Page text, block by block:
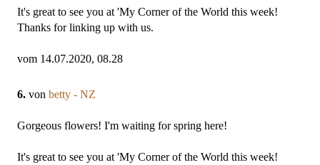
It's great to see you at 'My Corner of the World this week!
Thanks for linking up with us.
vom 14.07.2020, 08.28
6. von betty - NZ
Gorgeous flowers! I'm waiting for spring here!
It's great to see you at 'My Corner of the World this week!